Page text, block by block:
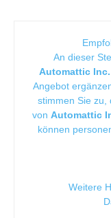
An dieser
Automattic
Angebot
stimmen Sie zu,
von Automattic
können
Weitere